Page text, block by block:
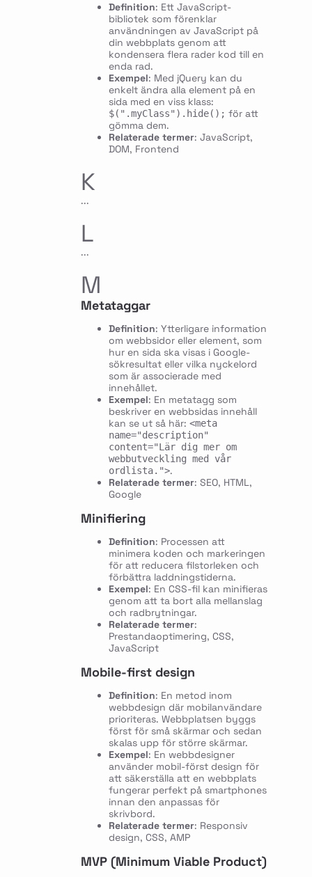
Definition: Ett JavaScript-
bibliotek som förenklar
användningen av JavaScript på
din webbplats genom att
kondensera flera rader kod till en
enda rad.
Exempel: Med jQuery kan du
enkelt ändra alla element på en
sida med en viss klass:
$(".myClass").hide(); för att
gömma dem.
Relaterade termer: JavaScript,
DOM, Frontend
K
...
L
...
M
Metataggar
Definition: Ytterligare information
om webbsidor eller element, som
hur en sida ska visas i Google-
sökresultat eller vilka nyckelord
som är associerade med
innehållet.
Exempel: En metatagg som
beskriver en webbsidas innehåll
kan se ut så här: <meta
name="description"
content="Lär dig mer om
webbutveckling med vår
ordlista.">.
Relaterade termer: SEO, HTML,
Google
Minifiering
Definition: Processen att
minimera koden och markeringen
för att reducera filstorleken och
förbättra laddningstiderna.
Exempel: En CSS-fil kan minifieras
genom att ta bort alla mellanslag
och radbrytningar.
Relaterade termer:
Prestandaoptimering, CSS,
JavaScript
Mobile-first design
Definition: En metod inom
webbdesign där mobilanvändare
prioriteras. Webbplatsen byggs
först för små skärmar och sedan
skalas upp för större skärmar.
Exempel: En webbdesigner
använder mobil-först design för
att säkerställa att en webbplats
fungerar perfekt på smartphones
innan den anpassas för
skrivbord.
Relaterade termer: Responsiv
design, CSS, AMP
MVP (Minimum Viable Product)